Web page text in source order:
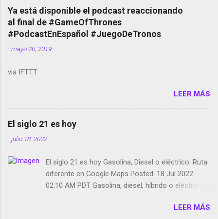
copyright en Instagram Música y vídeo selfies en la
red social Riddley Scott saca a Kevin Spacey de su
película Francisco regaña a los que usan el
smartphone en sus misas La serie de la Tierra
Media GoBee - StartUp de bicicletas de alquiler
Live Photos en Google Photos Llegando Partimos
Dictados en Android El tamaño y su importancia...
Ya está disponible el podcast reaccionando
al final de #GameOfThrones
#PodcastEnEspañol #JuegoDeTronos
-mayo 20, 2019
via IFTTT
LEER MÁS
El siglo 21 es hoy
-julio 18, 2022
El siglo 21 es hoy Gasolina, Diesel o eléctrico: Ruta
diferente en Google Maps Posted: 18 Jul 2022
02:10 AM PDT Gasolina, diesel, híbrido o eléctrico:
LEER MÁS